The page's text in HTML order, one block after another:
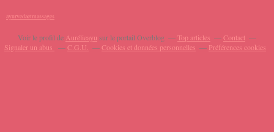
ayurvedaetmassages
Voir le profil de Aurélieayu sur le portail Overblog Top articles
Contact
Signaler un abus
C.G.U. Cookies et données personnelles Préférences cookies